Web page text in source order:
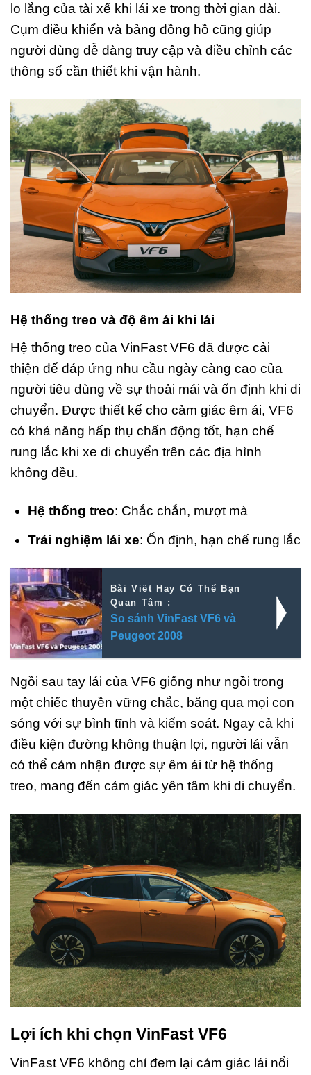
lo lắng của tài xế khi lái xe trong thời gian dài.
Cụm điều khiển và bảng đồng hồ cũng giúp
người dùng dễ dàng truy cập và điều chỉnh các
thông số cần thiết khi vận hành.
Hệ thống treo và độ êm ái khi lái
Hệ thống treo của VinFast VF6 đã được cải
thiện để đáp ứng nhu cầu ngày càng cao của
người tiêu dùng về sự thoải mái và ổn định khi di
chuyển. Được thiết kế cho cảm giác êm ái, VF6
có khả năng hấp thụ chấn động tốt, hạn chế
rung lắc khi xe di chuyển trên các địa hình
không đều.
Hệ thống treo: Chắc chắn, mượt mà
Trải nghiệm lái xe: Ổn định, hạn chế rung lắc
Bài Viết Hay Có Thể Bạn
Quan Tâm :
So sánh VinFast VF6 và
Peugeot 2008
Ngồi sau tay lái của VF6 giống như ngồi trong
một chiếc thuyền vững chắc, băng qua mọi con
sóng với sự bình tĩnh và kiểm soát. Ngay cả khi
điều kiện đường không thuận lợi, người lái vẫn
có thể cảm nhận được sự êm ái từ hệ thống
treo, mang đến cảm giác yên tâm khi di chuyển.
Lợi ích khi chọn VinFast VF6
VinFast VF6 không chỉ đem lại cảm giác lái nổi